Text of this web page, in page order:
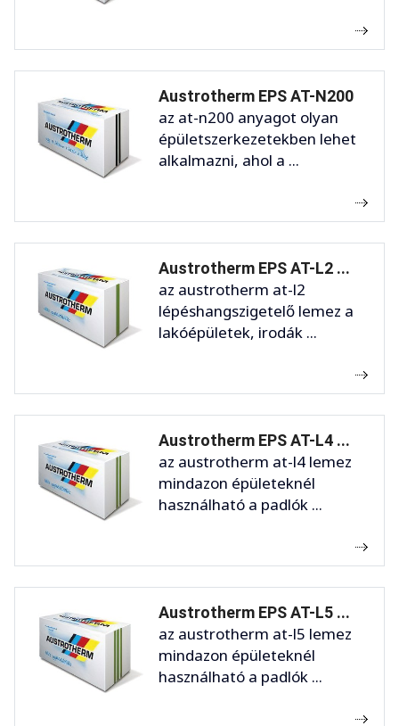
Austrotherm EPS AT-N200
az at-n200 anyagot olyan
épületszerkezetekben lehet
alkalmazni, ahol a ...
Austrotherm EPS AT-L2 ...
az austrotherm at-l2
lépéshangszigetelő lemez a
lakóépületek, irodák ...
Austrotherm EPS AT-L4 ...
az austrotherm at-l4 lemez
mindazon épületeknél
használható a padlók ...
Austrotherm EPS AT-L5 ...
az austrotherm at-l5 lemez
mindazon épületeknél
használható a padlók ...